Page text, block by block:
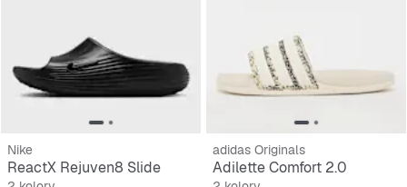
Nike
ReactX Rejuven8 Slide
adidas Originals
Adilette Comfort 2.0